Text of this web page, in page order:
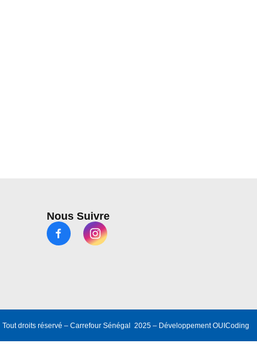
Nous Suivre
Tout droits réservé – Carrefour Sénégal 2025 – DéveloppementOUICoding